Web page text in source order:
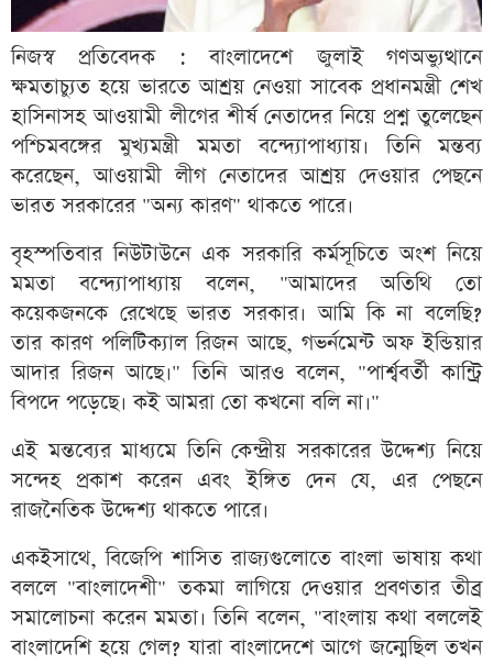
নিজস্ব প্রতিবেদক : বাংলাদেশে জুলাই গণঅভ্যুত্থানে
ক্ষমতাচ্যুত হয়ে ভারতে আশ্রয় নেওয়া সাবেক প্রধানমন্ত্রী শেখ
হাসিনাসহ আওয়ামী লীগের শীর্ষ নেতাদের নিয়ে প্রশ্ন তুলেছেন
পশ্চিমবঙ্গের মুখ্যমন্ত্রী মমতা বন্দ্যোপাধ্যায়। তিনি মন্তব্য
করেছেন, আওয়ামী লীগ নেতাদের আশ্রয় দেওয়ার পেছনে
ভারত সরকারের "অন্য কারণ" থাকতে পারে।
বৃহস্পতিবার নিউটাউনে এক সরকারি কর্মসূচিতে অংশ নিয়ে
মমতা বন্দ্যোপাধ্যায় বলেন, "আমাদের অতিথি তো
কয়েকজনকে রেখেছে ভারত সরকার। আমি কি না বলেছি?
তার কারণ পলিটিক্যাল রিজন আছে, গভর্নমেন্ট অফ ইন্ডিয়ার
আদার রিজন আছে।" তিনি আরও বলেন, "পার্শ্ববর্তী কান্ট্রি
বিপদে পড়েছে। কই আমরা তো কখনো বলি না।"
এই মন্তব্যের মাধ্যমে তিনি কেন্দ্রীয় সরকারের উদ্দেশ্য নিয়ে
সন্দেহ প্রকাশ করেন এবং ইঙ্গিত দেন যে, এর পেছনে
রাজনৈতিক উদ্দেশ্য থাকতে পারে।
একইসাথে, বিজেপি শাসিত রাজ্যগুলোতে বাংলা ভাষায় কথা
বললে "বাংলাদেশী" তকমা লাগিয়ে দেওয়ার প্রবণতার তীব্র
সমালোচনা করেন মমতা। তিনি বলেন, "বাংলায় কথা বললেই
বাংলাদেশি হয়ে গেল? যারা বাংলাদেশে আগে জন্মেছিল তখন